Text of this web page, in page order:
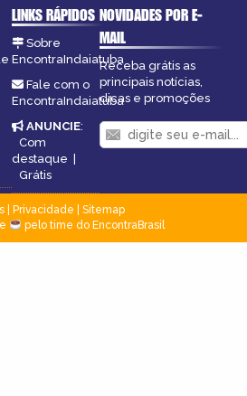
LINKS RÁPIDOS
Sobre
EncontraIndaiatuba
Fale com o
EncontraIndaiatuba
ANUNCIE:
Com
destaque |
Grátis
NOVIDADES POR E-
MAIL
Receba grátis as
principais notícias,
dicas e promoções
| Privacidade
Sitemap
e pelo time do EncontraBrasil